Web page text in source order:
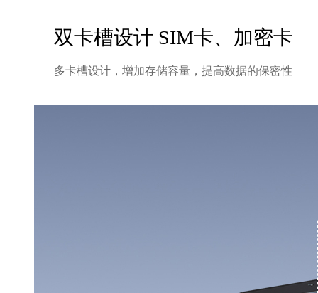
双卡槽设计 SIM卡、加密卡
多卡槽设计，增加存储容量，提高数据的保密性